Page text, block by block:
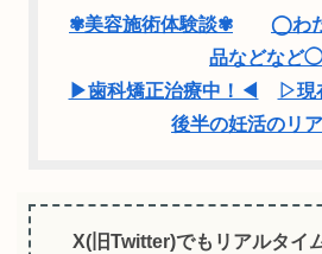
✾美容施術体験談✾
◯わ
品などなど◯
▶歯科矯正治療中！◀
▷現
後半の妊活のリ
X(旧Twitter)でもリアルタイ